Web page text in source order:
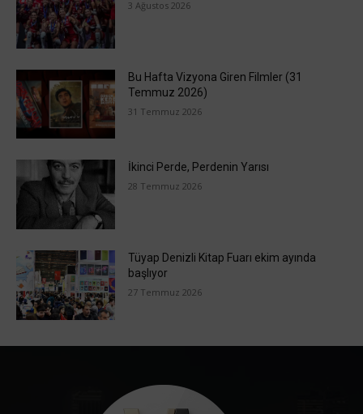
3 Ağustos 2026
Bu Hafta Vizyona Giren Filmler (31
Temmuz 2026)
31 Temmuz 2026
İkinci Perde, Perdenin Yarısı
28 Temmuz 2026
Tüyap Denizli Kitap Fuarı ekim ayında
başlıyor
27 Temmuz 2026